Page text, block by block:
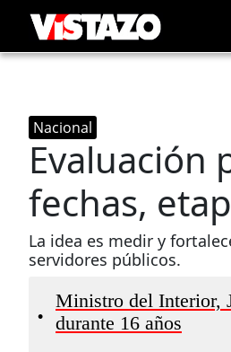
Nacional
Evaluación
fechas,
La idea es medir y
servidores públicos.
•
Ministro del Interior,
durante 16 años